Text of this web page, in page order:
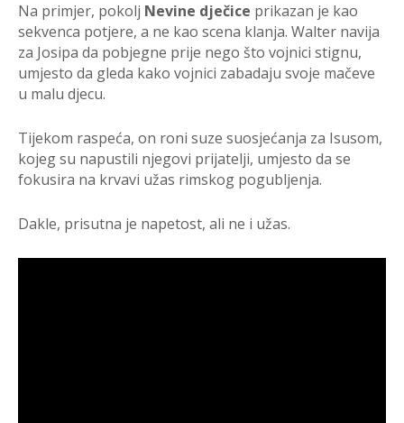
Na primjer, pokolj Nevine dječice prikazan je kao
sekvenca potjere, a ne kao scena klanja. Walter navija
za Josipa da pobjegne prije nego što vojnici stignu,
umjesto da gleda kako vojnici zabadaju svoje mačeve
u malu djecu.
Tijekom raspeća, on roni suze suosjećanja za Isusom,
kojeg su napustili njegovi prijatelji, umjesto da se
fokusira na krvavi užas rimskog pogubljenja.
Dakle, prisutna je napetost, ali ne i užas.